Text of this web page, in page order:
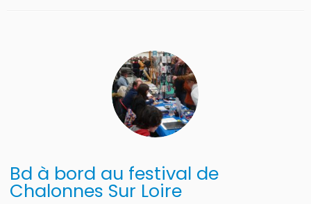
Bd à bord au festival de
Chalonnes Sur Loire